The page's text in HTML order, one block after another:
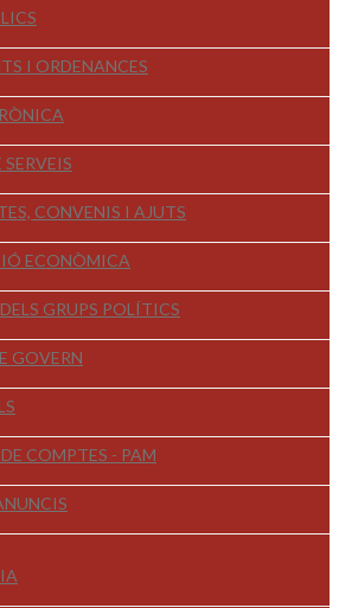
I ORDENANCES
SERVEIS
CONVENIS I AJUTS
ECONÒMICA
GRUPS POLÍTICS
GOVERN
COMPTES - PAM